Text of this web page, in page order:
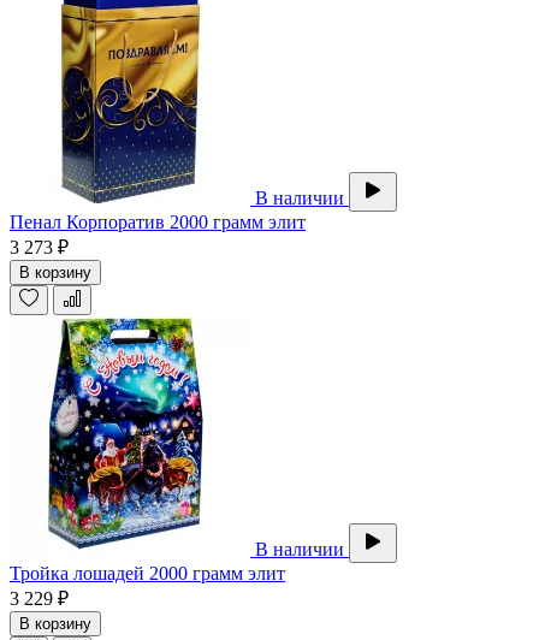
В наличии
Пенал Корпоратив 2000 грамм элит
3 273 ₽
В корзину
В наличии
Тройка лошадей 2000 грамм элит
3 229 ₽
В корзину